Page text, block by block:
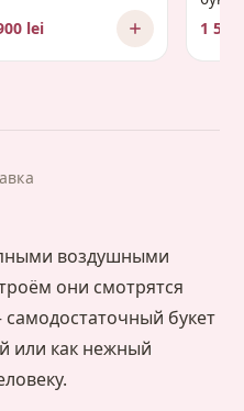
lei 1
воздушными
они смотрятся
букет
или как нежный